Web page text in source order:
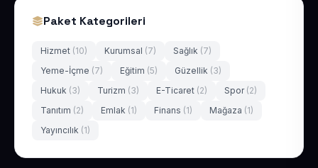
Paket Kategorileri
Hizmet (10) Kurumsal (7) Sağlık (7)
Yeme-İçme (7) Eğitim (5) Güzellik (3)
Hukuk (3) Turizm (3) E-Ticaret (2) Spor (2)
Tanıtım (2) Emlak (1) Finans (1) Mağaza (1)
Yayıncılık (1)